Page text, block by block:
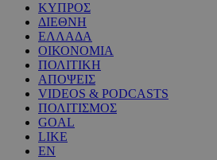
ΚΥΠΡΟΣ
ΔΙΕΘΝΗ
ΕΛΛΑΔΑ
ΟΙΚΟΝΟΜΙΑ
ΠΟΛΙΤΙΚΗ
ΑΠΟΨΕΙΣ
VIDEOS & PODCASTS
ΠΟΛΙΤΙΣΜΟΣ
GOAL
LIKE
EN